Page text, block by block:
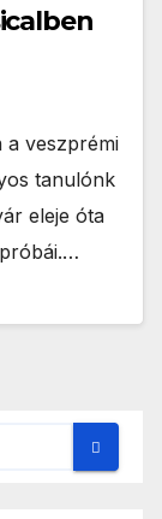
veszprémi
tanulónk
eleje óta